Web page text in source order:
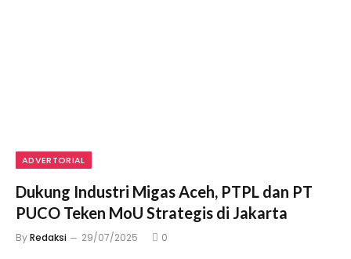
ADVERTORIAL
Dukung Industri Migas Aceh, PTPL dan PT
PUCO Teken MoU Strategis di Jakarta
ByRedaksi 29/07/2025 0